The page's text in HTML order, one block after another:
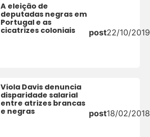
A eleição de
deputadas negras em
Portugal e as
cicatrizes coloniais
post22/10/2019
Viola Davis denuncia
disparidade salarial
entre atrizes brancas
e negras
post18/02/2018